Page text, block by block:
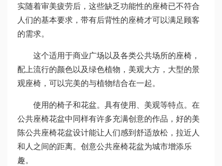
实随着审美疲劳后，这些缺乏功能性的座椅已不符合
人们的基本要求，带有后背性的座椅才可以满足顾客
的需求。
这个适用于商业广场以及各类公共场所的座椅，
配上流行的颜色以及绿色植物，美观大方，大型的景
观座椅，可以完美的与植物结合在一起。
使用的椅子和花盆。具有使用、美观等特点。在
公共座椅花盆中同样有许多充满创意的作品，好的美
陈公共座椅花盆设计能让人们感到舒适放松，拉近人
和人之间的距离。创意公共座椅花盆为城市增添乐
趣。